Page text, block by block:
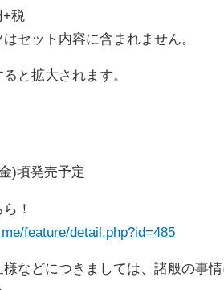
+税
セット内容に含まれません。
と拡大されます。
)頃発売予定
！
feature/detail.php?id=485
などにつきましては、諸般の事